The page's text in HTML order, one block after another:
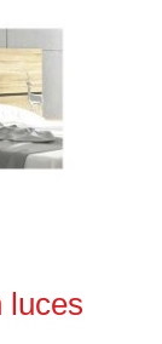
luces